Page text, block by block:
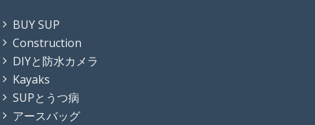
BUY SUP
Construction
DIYと防水カメラ
Kayaks
SUPとうつ病
アースバッグ